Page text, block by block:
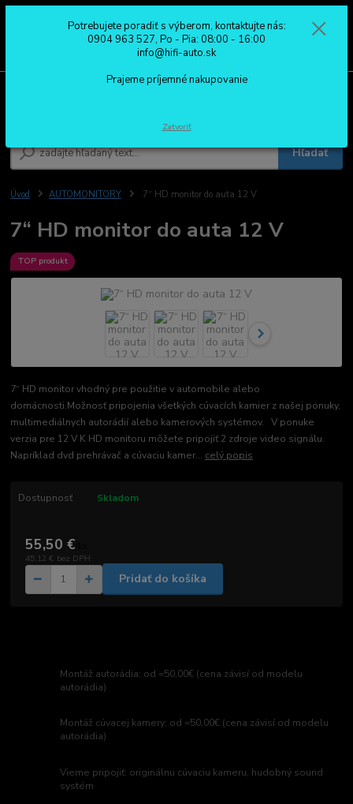
Hľadať
0904 963 527
Po - Pia: 08:00 - 16:00
Úvod AUTOMONITORY 7“ HD monitor do auta 12 V
7“ HD monitor do auta 12 V
TOP produkt
7“ HD monitor vhodný pre použitie v automobile alebo
domácnosti.Možnosť pripojenia všetkých cúvacích kamier z našej ponuky,
multimediálnych autorádií alebo kamerových systémov. V ponuke
verzia pre 12 V K HD monitoru môžete pripojiť 2 zdroje video signálu.
Napríklad dvd prehrávač a cúvaciu kamer... celý popis
Dostupnosť Skladom
55,50 €
45,12 € bez DPH
Pridať do košíka
Montáž autorádia: od =50,00€ (cena závisí od modelu
autorádia)
Montáž cúvacej kamery: od =50,00€ (cena závisí od modelu
autorádia)
Vieme pripojiť: originálnu cúvaciu kameru, hudobný sound
systém
Potrebujete poradiť s výberom, kontaktujte nás:
0904 963 527, Po - Pia: 08:00 - 16:00
info@hifi-auto.sk
Prajeme príjemné nakupovanie
Zatvoriť